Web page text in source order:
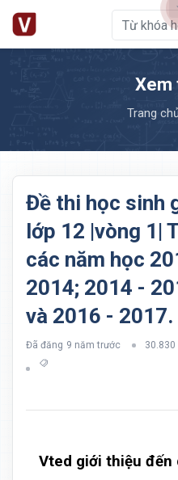
Xem
Trang
Đề thi học sinh
lớp 12 |vòng 1|
các năm học
2014; 2014 -
và 2016 - 2017.
Đã đăng 9 năm trước
Vted giới thiệu đến